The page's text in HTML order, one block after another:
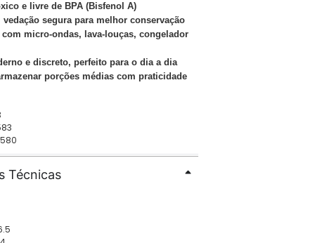
e livre de BPA (Bisfenol A)
vedação segura para melhor conservação
com micro-ondas, lava-louças, congelador
e discreto, perfeito para o dia a dia
porções médias com praticidade
Técnicas